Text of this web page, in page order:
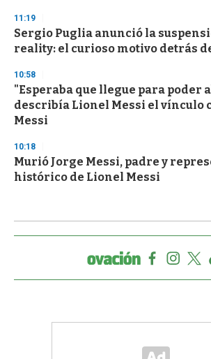
11:19
Sergio Puglia anunció la
reality: el curioso motivo detrás
10:58
"Esperaba que llegue para poder
describía Lionel Messi el vínculo
Messi
10:18
Murió Jorge Messi, padre y
histórico de Lionel Messi